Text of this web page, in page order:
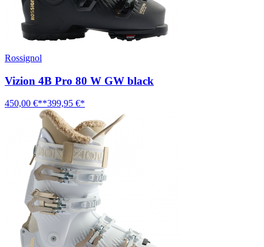
Rossignol
Vizion 4B Pro 80 W GW black
450,00 €**399,95 €*